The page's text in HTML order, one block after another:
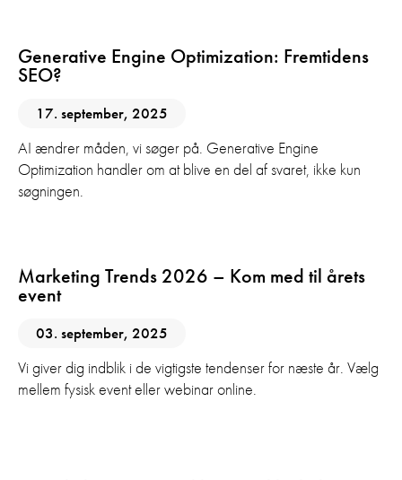
Generative Engine Optimization: Fremtidens
SEO?
17. september, 2025
AI ændrer måden, vi søger på. Generative Engine
Optimization handler om at blive en del af svaret, ikke kun
søgningen.
Marketing Trends 2026 – Kom med til årets
event
03. september, 2025
Vi giver dig indblik i de vigtigste tendenser for næste år. Vælg
mellem fysisk event eller webinar online.